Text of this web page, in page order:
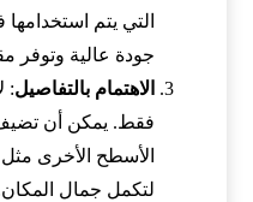
التي يتم
جودة عالية وتوفر
الاهتمام بالتفاصيل:
فقط. يمكن أن
الأسطح الأخرى
لتكمل جمال